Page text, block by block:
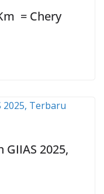
= Chery
2025,